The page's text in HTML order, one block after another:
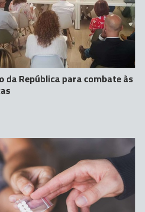
da República para combate às